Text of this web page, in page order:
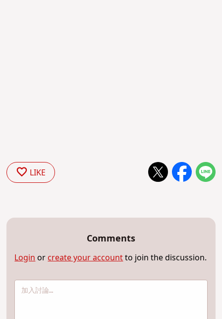
LIKE
Comments
Login or create your accountto join the discussion.